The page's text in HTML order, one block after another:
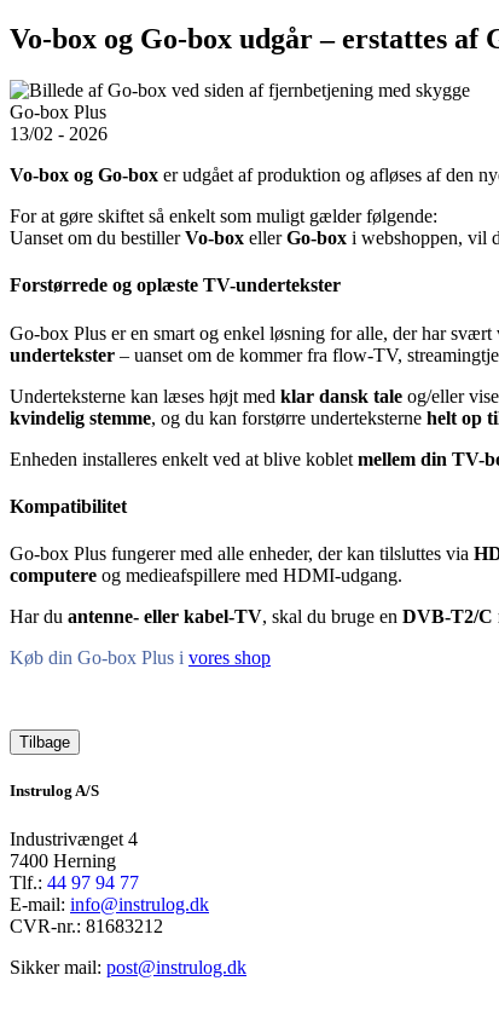
Vo-box og Go-box udgår – erstattes af
Go-box Plus
13/02 - 2026
Vo-box og Go-box er udgået af produktion og afløses af den
For at gøre skiftet så enkelt som muligt gælder følgende:
Uanset om du bestillerVo-box ellerGo-box i webshoppen, vil
Forstørrede og oplæste TV-undertekster
Go-box Plus er en smart og enkel løsning for alle, der har
undertekster – uanset om de kommer fra flow-TV,
Underteksterne kan læses højt med klar dansk tale og/eller
kvindelig stemme, og du kan forstørre underteksterne helt op
Enheden installeres enkelt ved at blive koblet mellem din TV-
Kompatibilitet
Go-box Plus fungerer med alle enheder, der kan tilsluttes via
computere og medieafspillere med HDMI-udgang.
Har du antenne- eller kabel-TV, skal du bruge en DVB-T2/C
Køb din Go-box Plus i vores shop
Tilbage
Instrulog A/S
Industrivænget 4
7400 Herning
Tlf.: 44 97 94 77
E-mail: info@instrulog.dk
CVR-nr.: 81683212
Sikker mail: post@instrulog.dk